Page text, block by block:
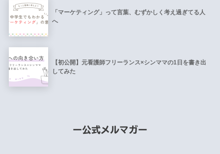
「マーケティング」って言葉、むずかしく考え過ぎてる人
へ
【初公開】元看護師フリーランス×シンママの1日を書き出
してみた
ー公式メルマガー